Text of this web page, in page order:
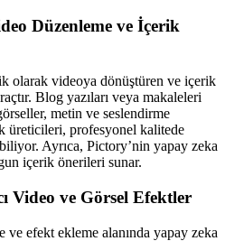
Düzenleme ve İçerik
olarak videoya dönüştüren ve içerik
Blog yazıları veya makaleleri
metin ve seslendirme
üreticileri, profesyonel kalitede
Ayrıca, Pictory’nin yapay zeka
içerik önerileri sunar.
Video ve Görsel Efektler
efekt ekleme alanında yapay zeka